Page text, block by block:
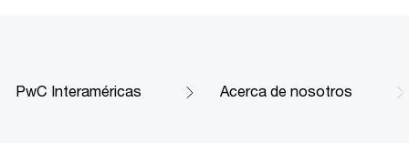
PwC Interaméricas Acerca de nosotros